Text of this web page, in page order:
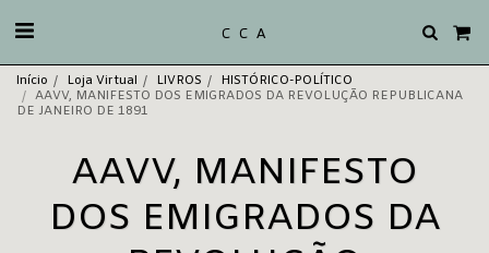
C C A
Início Loja Virtual LIVROS
HISTÓRICO-POLÍTICO
AAVV, MANIFESTO DOS EMIGRADOS DA REVOLUÇÃO REPUBLICANA
DE JANEIRO DE 1891
AAVV, MANIFESTO
DOS EMIGRADOS DA